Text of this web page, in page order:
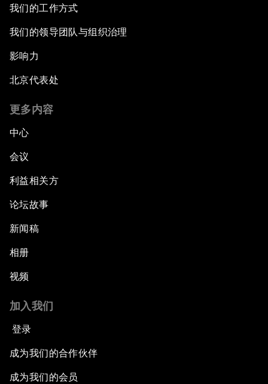
我们的工作方式
我们的领导团队与组织治理
影响力
北京代表处
更多内容
中心
会议
利益相关方
论坛故事
新闻稿
相册
视频
加入我们
登录
成为我们的合作伙伴
成为我们的会员